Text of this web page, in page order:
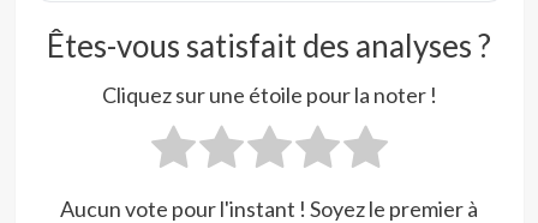
Êtes-vous satisfait des analyses ?
Cliquez sur une étoile pour la noter !
Aucun vote pour l'instant ! Soyez le premier à